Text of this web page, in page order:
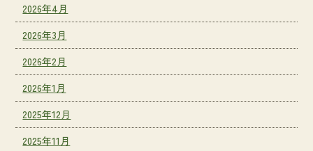
2026年4月
2026年3月
2026年2月
2026年1月
2025年12月
2025年11月